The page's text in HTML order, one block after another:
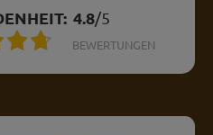
4.8/5
BEWERTUNGEN